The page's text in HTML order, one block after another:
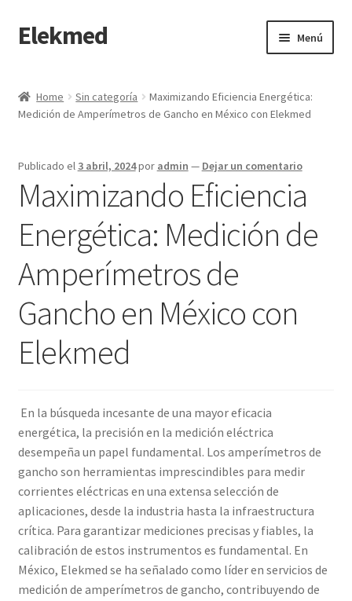
Saltar
a
Ir
al
Elekmed Menú
¿Por Qué Elegir a Elekmed México?
¿Qué es un amperímetro de gancho y cuál es su función
¿Qué es un Amperímetro y Cuál es su Función Principal?
¿Qué es un medidor de tierras y cuál es su función Principal?
¿Qué es un multímetro y cuál es su función Principal?
¿Qué es un osciloscopio y cuál es su función Principal?
Calibración de Amperímetros – Elekmed México
Calibración de Medidores de Resistencia – Elekmed México
Calibración de Multímetros – Elekmed México
Calibración de Osciloscopios – Elekmed México
Carrito
Home Sin categoría
Maximizando Eficiencia Energética:
Medición de Amperímetros de Gancho en México con Elekmed
Publicado el 3 abril, 2024por admin — Dejar un comentario
Maximizando Eficiencia
Energética: Medición de
Amperímetros de
Gancho en México con
Elekmed
En la búsqueda incesante de una mayor eficacia
energética, la precisión en la medición eléctrica
desempeña un papel fundamental. Los amperímetros de
gancho son herramientas imprescindibles para medir
corrientes eléctricas en una extensa selección de
aplicaciones, desde la industria hasta la infraestructura
crítica. Para garantizar mediciones precisas y fiables, la
calibración de estos instrumentos es fundamental. En
México, Elekmed se ha señalado como líder en servicios de
medición de amperímetros de gancho, contribuyendo de